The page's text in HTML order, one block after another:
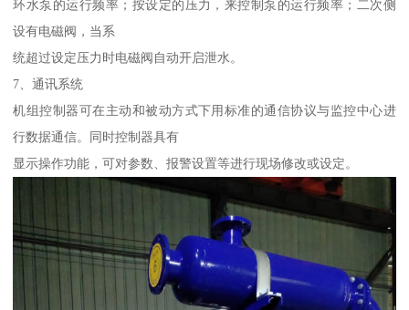
环水泵的运行频率；按设定的压力，来控制泵的运行频率；二次侧
设有电磁阀，当系
统超过设定压力时电磁阀自动开启泄水。
7、通讯系统
机组控制器可在主动和被动方式下用标准的通信协议与监控中心进
行数据通信。同时控制器具有
显示操作功能，可对参数、报警设置等进行现场修改或设定。